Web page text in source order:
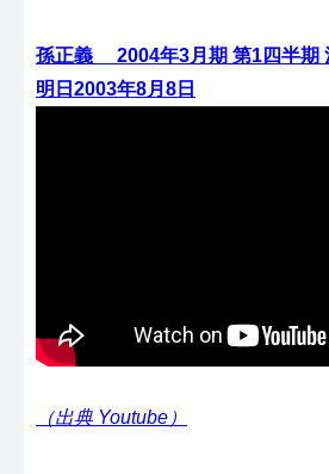
孫正義 2004年3月期 第1四半期
明日2003年8月8日
（出典 Youtube）